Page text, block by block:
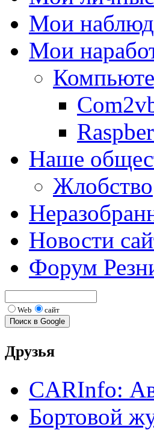
Мои
Мои
Наше
Жлобство
Новости
Форум
Web сайт
Друзья
CARInfo:
Бортовой